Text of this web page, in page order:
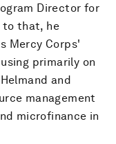
Director for
to that, he
Mercy Corps'
primarily on
and
management
microfinance in